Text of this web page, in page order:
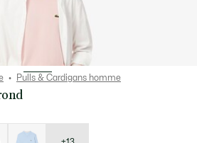
Pulls & Cardigans homme